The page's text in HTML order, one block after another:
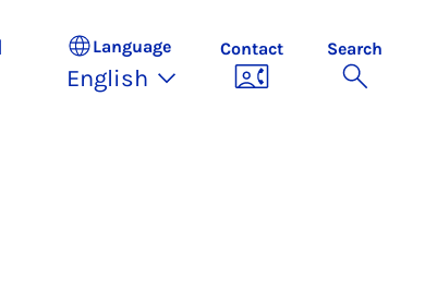
Language
English
Contact Search